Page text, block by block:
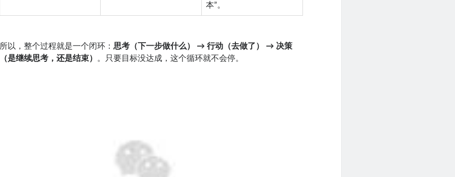
本”。
所以，整个过程就是一个闭环：思考（下一步做什么） → 行动（去做了） → 决策
（是继续思考，还是结束）
。只要目标没达成，这个循环就不会停。